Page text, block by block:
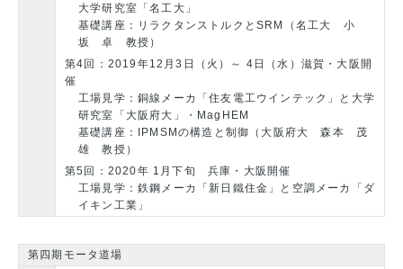
大学研究室「名工大」
基礎講座：リラクタンストルクとSRM（名工大 小
坂 卓 教授）
第4回：2019年12月3日（火）～ 4日（水）滋賀・大阪開
催
工場見学：銅線メーカ「住友電工ウインテック」と大学
研究室「大阪府大」・MagHEM
基礎講座：IPMSMの構造と制御（大阪府大 森本 茂
雄 教授）
第5回：2020年 1月下旬 兵庫・大阪開催
工場見学：鉄鋼メーカ「新日鐵住金」と空調メーカ「ダ
イキン工業」
第四期モータ道場